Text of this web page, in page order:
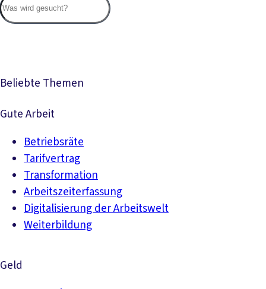
Beliebte Themen
Gute Arbeit
Betriebsräte
Tarifvertrag
Transformation
Arbeitszeiterfassung
Digitalisierung der Arbeitswelt
Weiterbildung
Geld